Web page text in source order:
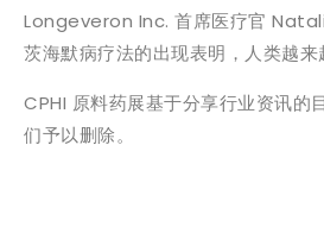
Longeveron Inc. 首席医疗官
茨海默病疗法的出现表明，人类越
CPHI 原料药展基于分享行业资讯的
们予以删除。